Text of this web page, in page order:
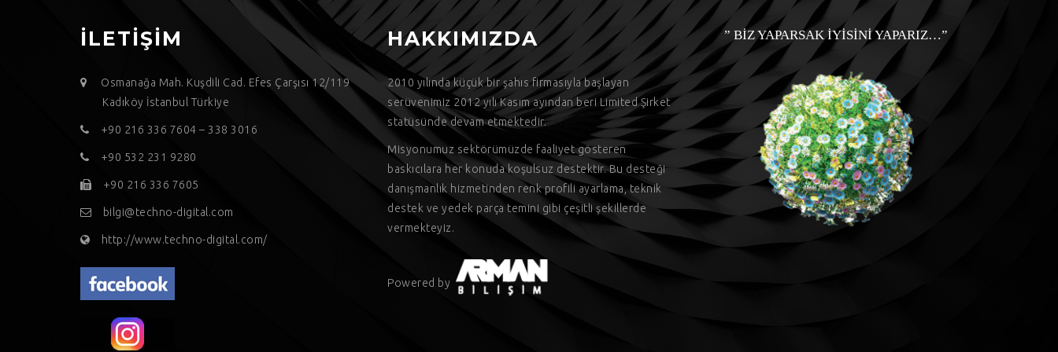
İLETİŞİM
Osmanağa Mah. Kuşdili Cad. Efes Çarşısı 12/119
Kadıköy İstanbul Türkiye
+90 216 336 7604 – 338 3016
+90 532 231 9280
+90 216 336 7605
bilgi@techno-digital.com
http://www.techno-digital.com/
HAKKIMIZDA
2010 yılında küçük bir şahıs firmasıyla başlayan
serüvenimiz 2012 yılı Kasım ayından beri Limited Şirket
statüsünde devam etmektedir.
Misyonumuz sektörümüzde faaliyet gösteren
baskıcılara her konuda koşulsuz destektir. Bu desteği
danışmanlık hizmetinden renk profili ayarlama, teknik
destek ve yedek parça temini gibi çeşitli şekillerde
vermekteyiz.
Powered by
” BİZ YAPARSAK İYİSİNİ YAPARIZ…”